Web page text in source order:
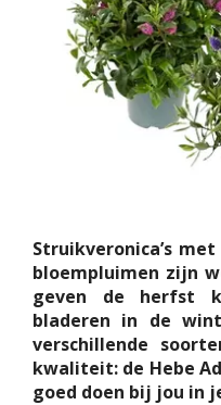
Struikveronica’s
bloempluimen zijn
geven de herfst
bladeren in de
verschillende
kwaliteit: de Hebe
goed doen bij jou in